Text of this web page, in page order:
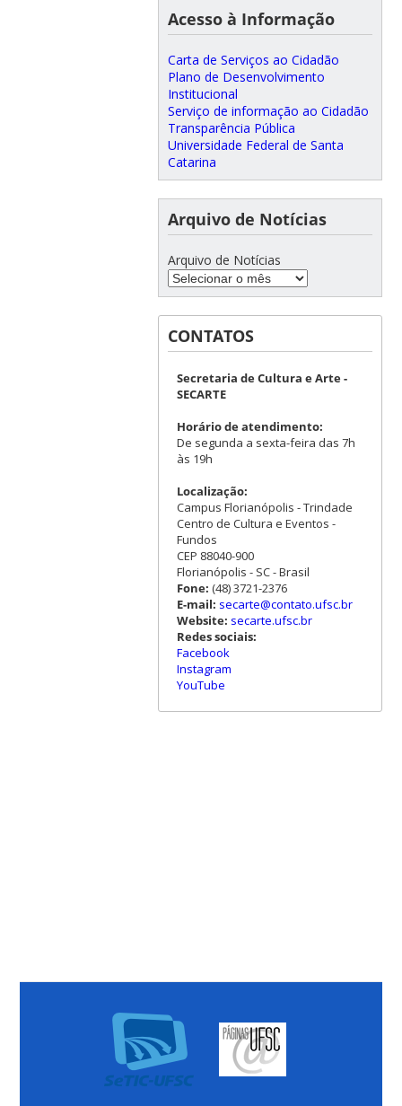
Acesso à Informação
Carta de Serviços ao Cidadão
Plano de Desenvolvimento
Institucional
Serviço de informação ao Cidadão
Transparência Pública
Universidade Federal de Santa
Catarina
Arquivo de Notícias
Arquivo de Notícias
CONTATOS
Secretaria de Cultura e Arte -
SECARTE
Horário de atendimento:
De segunda a sexta-feira das 7h
às 19h
Localização:
Campus Florianópolis - Trindade
Centro de Cultura e Eventos -
Fundos
CEP 88040-900
Florianópolis - SC - Brasil
Fone: (48) 3721-2376
E-mail: secarte@contato.ufsc.br
Website: secarte.ufsc.br
Redes sociais:
Facebook
Instagram
YouTube